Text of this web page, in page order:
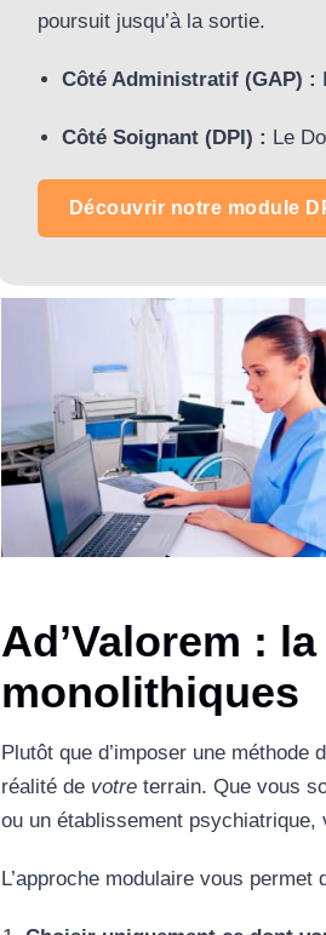
poursuit jusqu’à la sortie.
Côté Administratif (GAP) :
Côté Soignant (DPI) : Le
Découvrir notre module
Ad’Valorem :
monolithiques
Plutôt que d’imposer une
réalité de votreterrain. Que vous
ou un établissement psychiatrique,
L’approche modulaire vous permet